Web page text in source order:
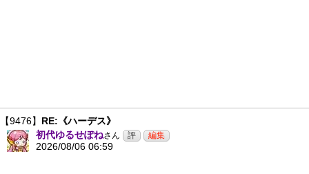
【9476】 RE:《ハーデス》
初代ゆるせぽねさん
2026/08/06 06:59